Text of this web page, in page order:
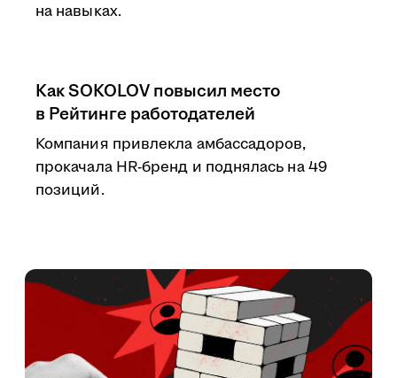
на навыках.
Как SOKOLOV повысил место
в Рейтинге работодателей
Компания привлекла амбассадоров,
прокачала HR-бренд и поднялась на 49
позиций.